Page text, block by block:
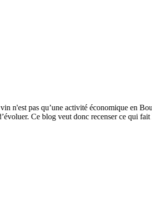
pas qu’une activité économique en
Ce blog veut donc recenser ce qui